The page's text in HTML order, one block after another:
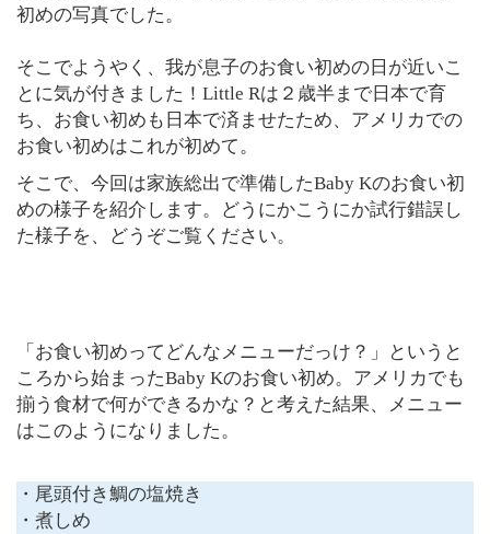
初めの写真でした。
そこでようやく、我が息子のお食い初めの日が近いこ
とに気が付きました！Little Rは２歳半まで日本で育
ち、お食い初めも日本で済ませたため、アメリカでの
お食い初めはこれが初めて。
そこで、今回は家族総出で準備したBaby Kのお食い初
めの様子を紹介します。どうにかこうにか試行錯誤し
た様子を、どうぞご覧ください。
「お食い初めってどんなメニューだっけ？」というと
ころから始まったBaby Kのお食い初め。アメリカでも
揃う食材で何ができるかな？と考えた結果、メニュー
はこのようになりました。
・尾頭付き鯛の塩焼き
・煮しめ